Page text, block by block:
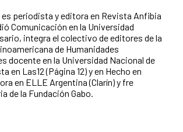
es periodista y editora en Revista Anfibia
Comunicación en la Universidad
integra el colectivo de editores de la
de Humanidades
docente en la Universidad Nacional de
en Las12 (Página 12) y en Hecho en
en ELLE Argentina (Clarín) y fre
de la Fundación Gabo.